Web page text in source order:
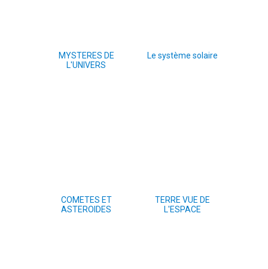
MYSTERES DE
L'UNIVERS
Le système solaire
COMETES ET
ASTEROIDES
TERRE VUE DE
L'ESPACE